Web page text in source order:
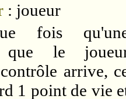
: joueur
fois
que le
arrive,
1 point de vie